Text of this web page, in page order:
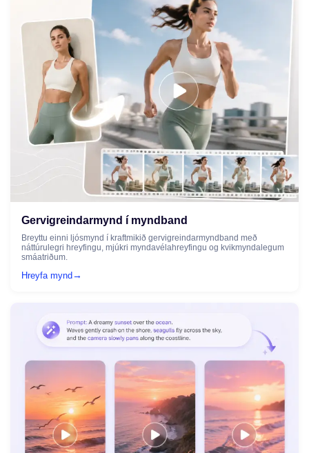
Gervigreindarmynd í myndband
Breyttu einni ljósmynd í kraftmikið gervigreindarmyndband með
náttúrulegri hreyfingu, mjúkri myndavélahreyfingu og kvikmyndalegum
smáatriðum.
Hreyfa mynd→